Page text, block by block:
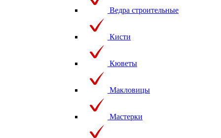
Ведра строительные
Кисти
Кюветы
Макловицы
Мастерки